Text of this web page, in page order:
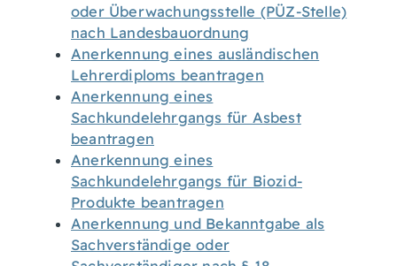
oder Überwachungsstelle (PÜZ-Stelle)
nach Landesbauordnung
Anerkennung eines ausländischen
Lehrerdiploms beantragen
Anerkennung eines
Sachkundelehrgangs für Asbest
beantragen
Anerkennung eines
Sachkundelehrgangs für Biozid-
Produkte beantragen
Anerkennung und Bekanntgabe als
Sachverständige oder